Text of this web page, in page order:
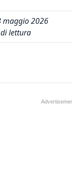
maggio 2026
lettura